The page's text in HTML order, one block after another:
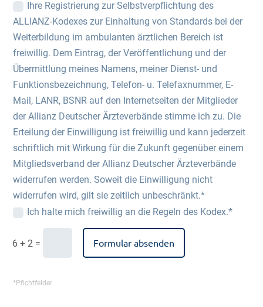
Ihre Registrierung zur Selbstverpflichtung des
ALLIANZ-Kodexes zur Einhaltung von Standards bei der
Weiterbildung im ambulanten ärztlichen Bereich ist
freiwillig. Dem Eintrag, der Veröffentlichung und der
Übermittlung meines Namens, meiner Dienst- und
Funktionsbezeichnung, Telefon- u. Telefaxnummer, E-
Mail, LANR, BSNR auf den Internetseiten der Mitglieder
der Allianz Deutscher Ärzteverbände stimme ich zu. Die
Erteilung der Einwilligung ist freiwillig und kann jederzeit
schriftlich mit Wirkung für die Zukunft gegenüber einem
Mitgliedsverband der Allianz Deutscher Ärzteverbände
widerrufen werden. Soweit die Einwilligung nicht
widerrufen wird, gilt sie zeitlich unbeschränkt.*
Ich halte mich freiwillig an die Regeln des Kodex.*
6 + 2 = Formular absenden
*Pfichtfelder